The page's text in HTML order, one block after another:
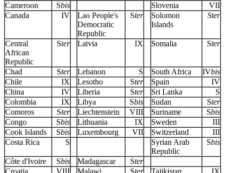
Cameroon
Sbis Slovenia
VII
Canada
IV
Lao People's
Democratic
Republic
Ster
Solomon
Islands
Ster
Central
African
Republic
Ster Latvia IX Somalia Ster
Chad Ster Lebanon S South Africa IVbis
Chile
IX Lesotho Ster Spain
IV
China
IV Liberia Ster Sri Lanka
S
Colombia
IX Libya Sbis Sudan Ster
Comoros
Ster Liechtenstein VIII Suriname Sbis
Congo
Sbis Lithuania IX Sweden
III
Cook Islands
Sbis Luxembourg VII Switzerland
III
Costa Rica
S
Syrian Arab
Republic
Sbis
Côte d'Ivoire Sbis Madagascar Ster
Croatia
VIII Malawi Ster Tajikistan
IX